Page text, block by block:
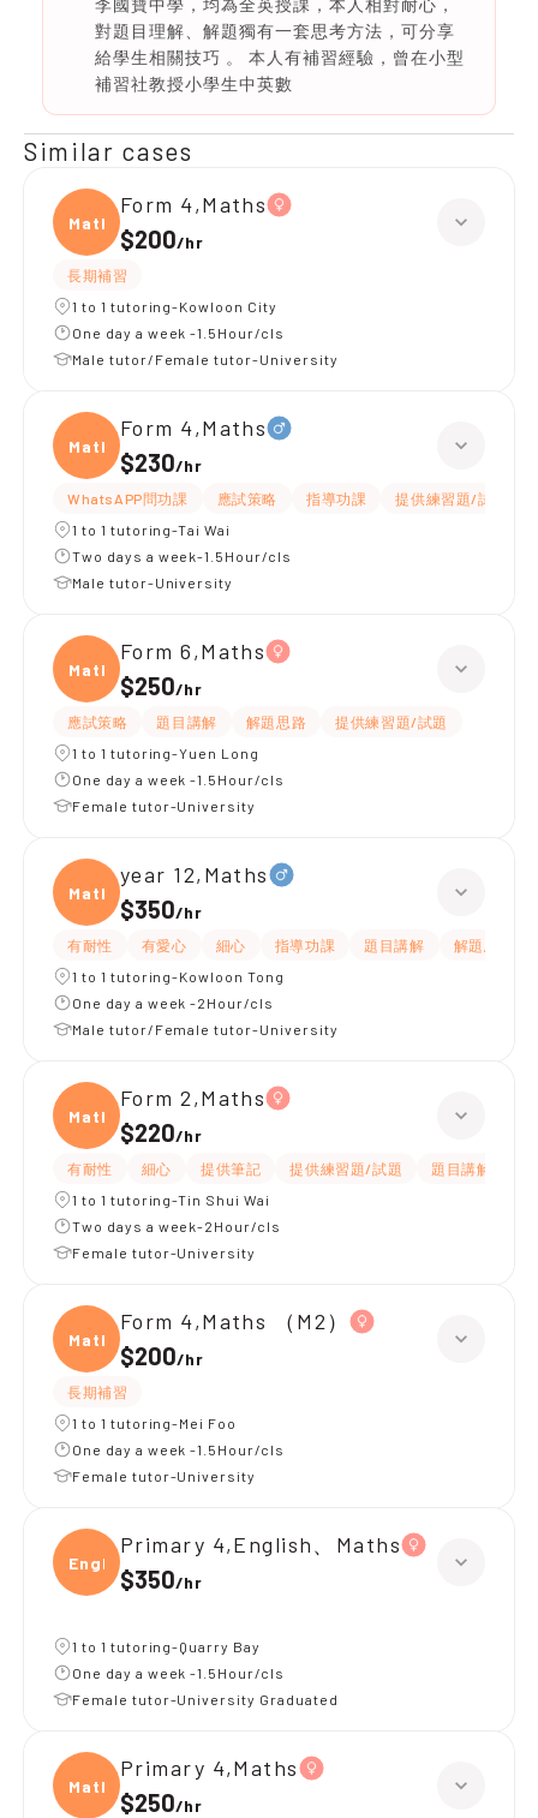
李國寶中學，均為全英授課，本人相對耐心，
對題目理解、解題獨有一套思考方法，可分享
給學生相關技巧 。 本人有補習經驗，曾在小型
補習社教授小學生中英數
Similar cases
Maths
Form 4,Maths
$200/hr
長期補習
1 to 1 tutoring-Kowloon City
One day a week -1.5Hour/cls
Male tutor/Female tutor-University
Maths
Form 4,Maths
$230/hr
WhatsAPP問功課 應試策略 指導功課 提供練習題/試題
1 to 1 tutoring-Tai Wai
Two days a week-1.5Hour/cls
Male tutor-University
Maths
Form 6,Maths
$250/hr
應試策略 題目講解 解題思路
提供練習題/試題
1 to 1 tutoring-Yuen Long
One day a week -1.5Hour/cls
Female tutor-University
Maths
year 12,Maths
$350/hr
有耐性 有愛心 細心 指導功課 題目講解
解題思路
1 to 1 tutoring-Kowloon Tong
One day a week -2Hour/cls
Male tutor/Female tutor-University
Maths
Form 2,Maths
$220/hr
有耐性 細心 提供筆記 提供練習題/試題 題目講解
1 to 1 tutoring-Tin Shui Wai
Two days a week-2Hour/cls
Female tutor-University
Maths
Form 4,Maths （M2）
$200/hr
長期補習
1 to 1 tutoring-Mei Foo
One day a week -1.5Hour/cls
Female tutor-University
Engli
Primary 4,English、Maths
$350/hr
1 to 1 tutoring-Quarry Bay
One day a week -1.5Hour/cls
Female tutor-University Graduated
Maths
Primary 4,Maths
$250/hr